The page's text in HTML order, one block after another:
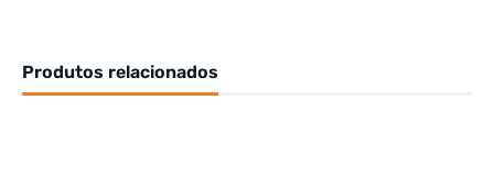
Produtos relacionados